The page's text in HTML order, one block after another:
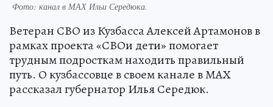
Фото: канал в МАХ Ильи Середюка.
Ветеран СВО из Кузбасса Алексей Артамонов в
рамках проекта «СВОи дети» помогает
трудным подросткам находить правильный
путь. О кузбассовце в своем канале в МАХ
рассказал губернатор Илья Середюк.